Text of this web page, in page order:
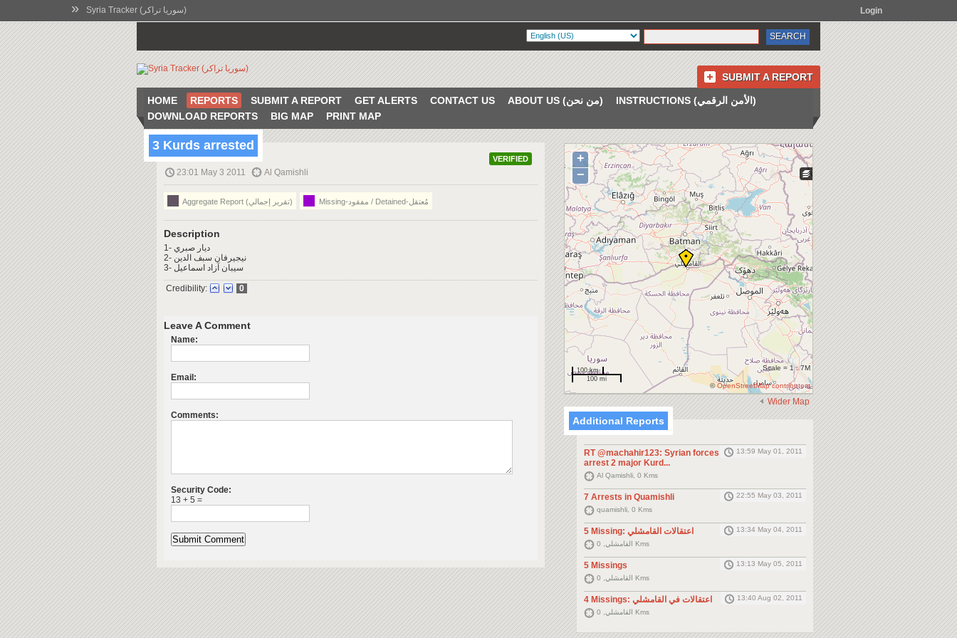
» Syria Tracker (سوريا تراكر) Login
SUBMIT A REPORT
HOME REPORTS SUBMIT A REPORT GET ALERTS CONTACT US ABOUT US (من نحن)
INSTRUCTIONS (الأمن الرقمي)
DOWNLOAD REPORTS
BIG MAP PRINT MAP
VERIFIED
3 Kurds arrested
23:01 May 3 2011 Al Qamishli
Aggregate Report (تقرير إجمالي) Missing-مفقود / Detained-مُعتقل
Description
1- ديار صبري
2- نيجيرفان سبف الدين
3- سيبان آزاد اسماعيل
Credibility: 0
Leave A Comment
Name:
Email:
Comments:
Security Code:
13 + 5 =
+
−
100 km
100 mi
Scale = 1 : 7M
©OpenStreetMap contributors
Wider Map
Additional Reports
RT @machahir123: Syrian forces
arrest 2 major Kurd...
13:59 May 01, 2011
Al Qamishli, 0 Kms
7 Arrests in Quamishli
22:55 May 03, 2011
quamishli, 0 Kms
5 Missing: اعتقالات القامشلي
13:34 May 04, 2011
القامشلي, 0 Kms
5 Missings
13:13 May 05, 2011
القامشلي, 0 Kms
4 Missings: اعتقالات في القامشلي
13:40 Aug 02, 2011
القامشلي, 0 Kms